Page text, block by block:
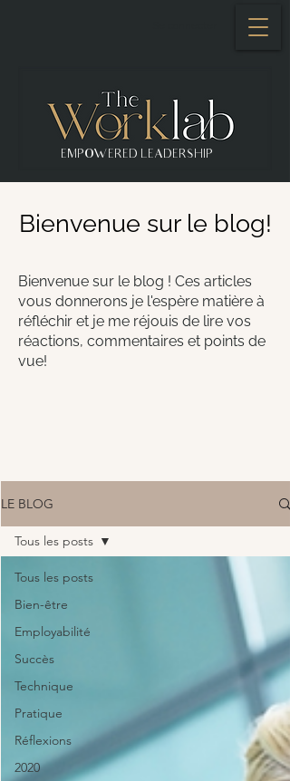
EMPOWERED LEADERSHIP
Bienvenue sur le blog!
Bienvenue sur le blog ! Ces articles
vous donnerons je l'espère matière à
réfléchir et je me réjouis de lire vos
réactions, commentaires et points de
vue!
LE BLOG
Tous les posts
Bien-être
Employabilité
Succès
Technique
Pratique
Réflexions
2020
Tous les posts